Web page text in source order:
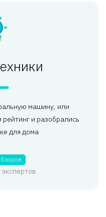
машину, или
и разобрались
для дома
экспертов